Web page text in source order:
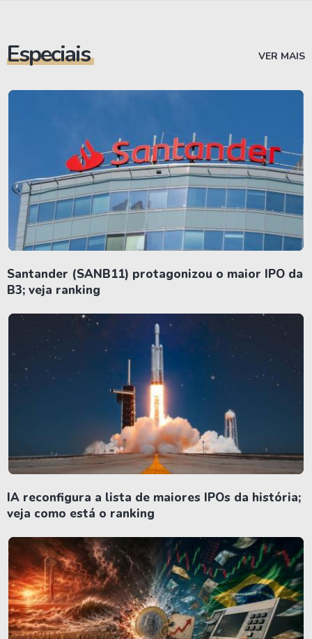
Especiais VER MAIS
Santander (SANB11) protagonizou o maior IPO da
B3; veja ranking
IA reconfigura a lista de maiores IPOs da história;
veja como está o ranking